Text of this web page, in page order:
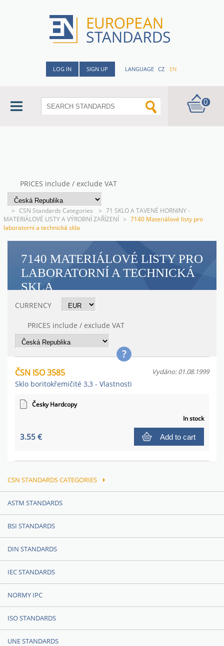
LOG IN SIGN UP LANGUAGE CZ EN
0
PRICES include / exclude VAT
> CSN Standards Categories > 71 SKLO A TAVENÉ HORNINY -
MATERIÁLOVÉ LISTY A VÝROBNÍ ZAŘÍZENÍ > 7140 Materiálové listy pro
laboratorní a technická skla
7140 MATERIÁLOVÉ LISTY PRO
LABORATORNÍ A TECHNICKÁ
SKLA
CURRENCY
PRICES include / exclude VAT
ČSN ISO 3585
Sklo boritokřemičité 3,3 - Vlastnosti
Vydáno: 01.08.1999
Česky Hardcopy
In stock
3.55 € Add to cart
CSN STANDARDS CATEGORIES
ASTM STANDARDS
BSI STANDARDS
DIN STANDARDS
IEC STANDARDS
NORMY IPC
ISO STANDARDS
UNE STANDARDS